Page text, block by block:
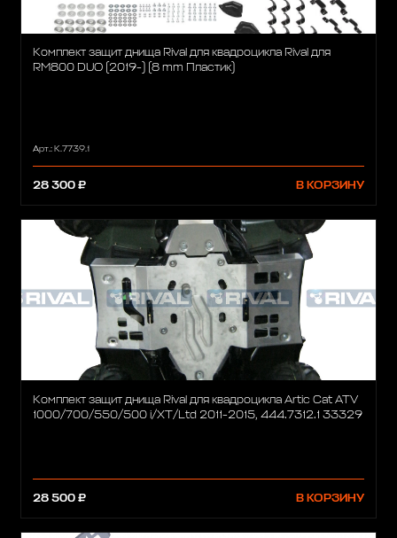
Комплект защит днища Rival для квадроцикла Rival для
RM800 DUO (2019-) (8 mm Пластик)
Арт.: K.7739.1
28 300 ₽ В КОРЗИНУ
Комплект защит днища Rival для квадроцикла Artic Cat ATV
1000/700/550/500 i/XT/Ltd 2011-2015, 444.7312.1 33329
28 500 ₽ В КОРЗИНУ